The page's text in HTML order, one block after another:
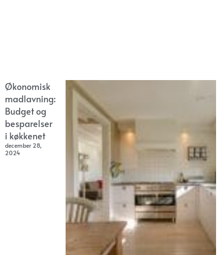
Økonomisk
madlavning:
Budget og
besparelser
i køkkenet
december 28,
2024